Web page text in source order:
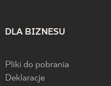
DLA BIZNESU
Pliki do pobrania
Deklaracje